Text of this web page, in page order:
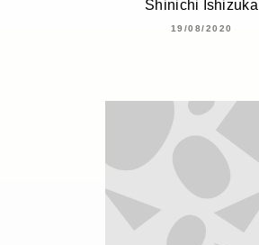
Shinichi Ishizuka
19/08/2020